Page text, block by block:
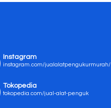
Instagram
instagram.com/jualalatpengukurmurah/
Tokopedia
tokopedia.com/jual-alat-penguk